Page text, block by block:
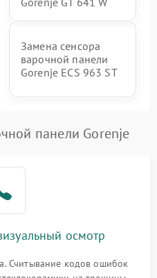
Замена сенсора
варочной панели
Gorenje ECS 963 ST
панели Gorenje
осмотр
Считывание кодов ошибок